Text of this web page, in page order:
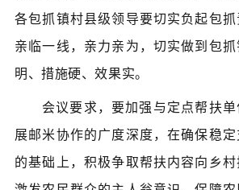
各包抓镇村县级领导要切实负起包抓
亲临一线，亲力亲为，切实做到包
明、措施硬、效果实。
会议要求，要加强与定点帮扶
展邮米协作的广度深度，在确保稳
的基础上，积极争取帮扶内容向乡